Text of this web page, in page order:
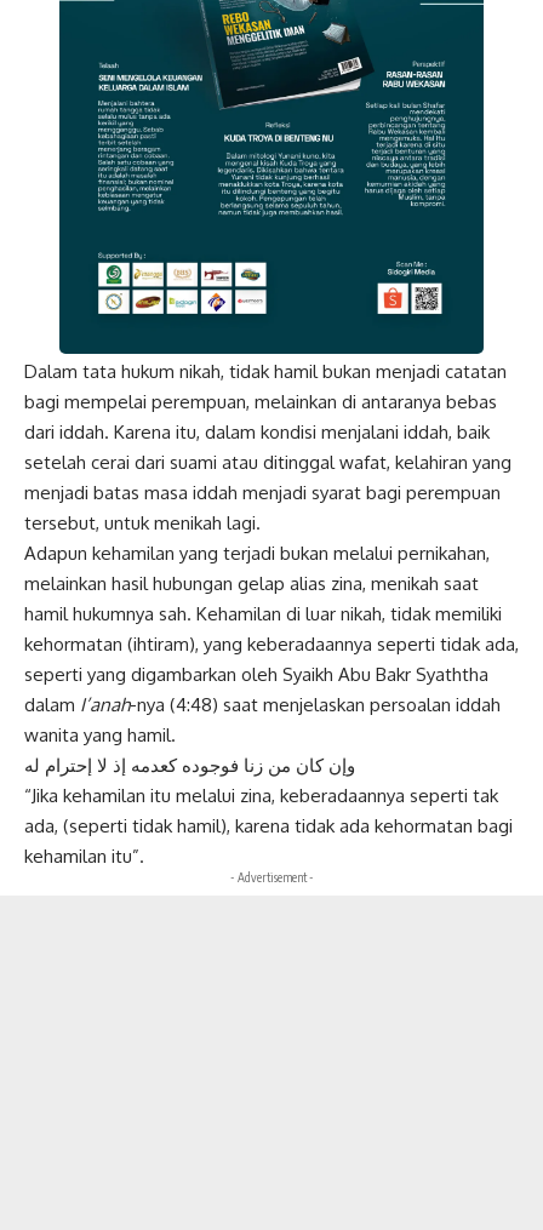
Dalam tata hukum nikah, tidak hamil bukan menjadi catatan
bagi mempelai perempuan, melainkan di antaranya bebas
dari iddah. Karena itu, dalam kondisi menjalani iddah, baik
setelah cerai dari suami atau ditinggal wafat, kelahiran yang
menjadi batas masa iddah menjadi syarat bagi perempuan
tersebut, untuk menikah lagi.
Adapun kehamilan yang terjadi bukan melalui pernikahan,
melainkan hasil hubungan gelap alias zina, menikah saat
hamil hukumnya sah. Kehamilan di luar nikah, tidak memiliki
kehormatan (ihtiram), yang keberadaannya seperti tidak ada,
seperti yang digambarkan oleh Syaikh Abu Bakr Syaththa
dalam I’anah-nya (4:48) saat menjelaskan persoalan iddah
wanita yang hamil.
وإن كان من زنا فوجوده كعدمه إذ لا إحترام له
“Jika kehamilan itu melalui zina, keberadaannya seperti tak
ada, (seperti tidak hamil), karena tidak ada kehormatan bagi
kehamilan itu”.
- Advertisement -